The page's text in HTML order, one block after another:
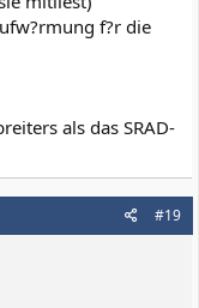
f?r die
als das SRAD-
#19